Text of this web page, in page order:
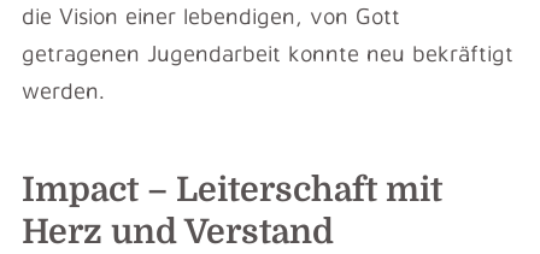
die Vision einer lebendigen, von Gott
getragenen Jugendarbeit konnte neu bekräftigt
werden.
Impact – Leiterschaft mit
Herz und Verstand